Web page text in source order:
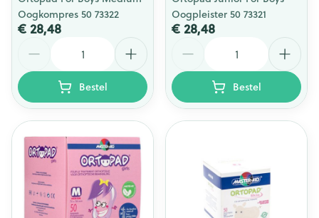
Oogkompres 50 73322
€ 28,48
Bestel
Oogpleister 50 73321
€ 28,48
Bestel